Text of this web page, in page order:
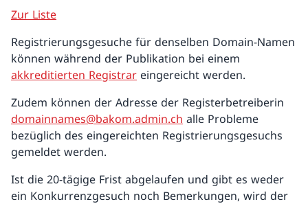
Zur Liste
Registrierungsgesuche für denselben Domain-Namen
können während der Publikation bei einem
akkreditierten Registrar eingereicht werden.
Zudem können der Adresse der Registerbetreiberin
domainnames@bakom.admin.ch alle Probleme
bezüglich des eingereichten Registrierungsgesuchs
gemeldet werden.
Ist die 20-tägige Frist abgelaufen und gibt es weder
ein Konkurrenzgesuch noch Bemerkungen, wird der